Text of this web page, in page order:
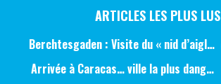
ARTICLES LES PLUS LUS
Berchtesgaden : Visite du « nid d’aigle » et des bunkers d’Hitler
Arrivée à Caracas… ville la plus dangereuse du monde (jour 1)